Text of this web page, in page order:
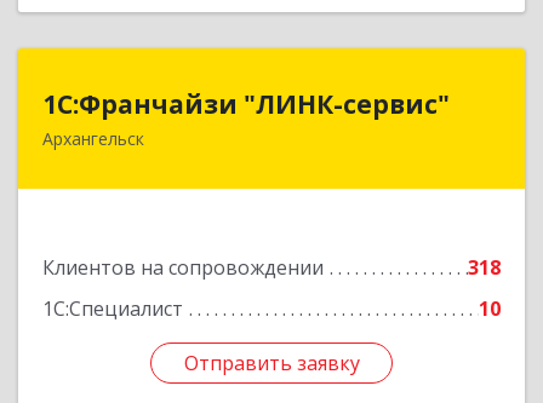
1С:Франчайзи "ЛИНК-сервис"
Архангельск
Клиентов на сопровождении
318
1С:Специалист
10
Отправить заявку
1С:Франчайзи "ЛИНК-сервис"
163000, Архангельская обл, Архангельск г,
Отправить заявку